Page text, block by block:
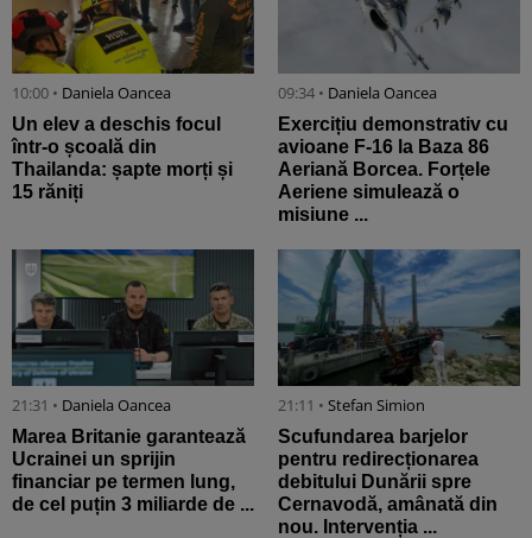
10:00 • Daniela Oancea
Un elev a deschis focul
într-o școală din
Thailanda: șapte morți și
15 răniți
09:34 • Daniela Oancea
Exercițiu demonstrativ cu
avioane F-16 la Baza 86
Aeriană Borcea. Forțele
Aeriene simulează o
misiune ...
21:31 • Daniela Oancea
Marea Britanie garantează
Ucrainei un sprijin
financiar pe termen lung,
de cel puțin 3 miliarde de ...
21:11 • Stefan Simion
Scufundarea barjelor
pentru redirecționarea
debitului Dunării spre
Cernavodă, amânată din
nou. Intervenția ...